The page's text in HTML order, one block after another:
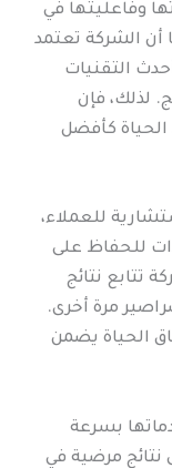
وفاعليتها في
أن الشركة تعتمد
التقنيات
لذلك، فإن
الحياة كأفضل
للعملاء،
للحفاظ على
تتابع نتائج
مرة أخرى.
الحياة يضمن
بسرعة
نتائج مرضية في